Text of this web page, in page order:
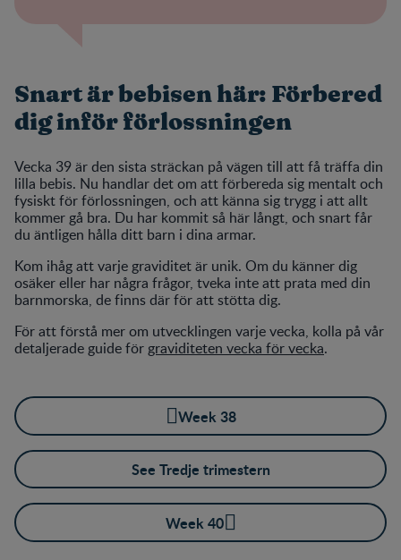
Snart är bebisen här: Förbered
dig inför förlossningen
Vecka 39 är den sista sträckan på vägen till att få träffa din
lilla bebis. Nu handlar det om att förbereda sig mentalt och
fysiskt för förlossningen, och att känna sig trygg i att allt
kommer gå bra. Du har kommit så här långt, och snart får
du äntligen hålla ditt barn i dina armar.
Kom ihåg att varje graviditet är unik. Om du känner dig
osäker eller har några frågor, tveka inte att prata med din
barnmorska, de finns där för att stötta dig.
För att förstå mer om utvecklingen varje vecka, kolla på vår
detaljerade guide för graviditeten vecka för vecka.
Week 38
See Tredje trimestern
Week 40